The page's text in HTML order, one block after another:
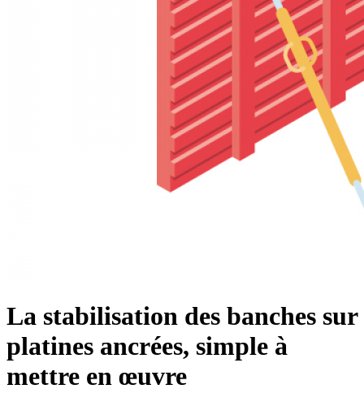
La stabilisation des banches sur
platines ancrées, simple à
mettre en œuvre